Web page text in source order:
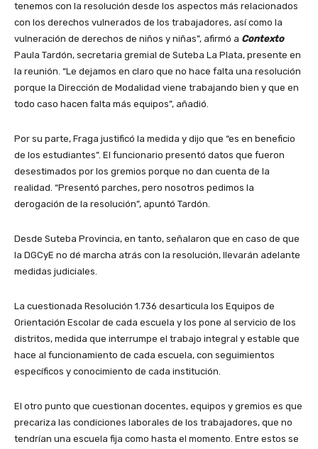
tenemos con la resolución desde los aspectos más relacionados
con los derechos vulnerados de los trabajadores, así como la
vulneración de derechos de niños y niñas”, afirmó a Contexto
Paula Tardón, secretaria gremial de Suteba La Plata, presente en
la reunión. “Le dejamos en claro que no hace falta una resolución
porque la Dirección de Modalidad viene trabajando bien y que en
todo caso hacen falta más equipos”, añadió.
Por su parte, Fraga justificó la medida y dijo que “es en beneficio
de los estudiantes”. El funcionario presentó datos que fueron
desestimados por los gremios porque no dan cuenta de la
realidad. “Presentó parches, pero nosotros pedimos la
derogación de la resolución”, apuntó Tardón.
Desde Suteba Provincia, en tanto, señalaron que en caso de que
la DGCyE no dé marcha atrás con la resolución, llevarán adelante
medidas judiciales.
La cuestionada Resolución 1.736 desarticula los Equipos de
Orientación Escolar de cada escuela y los pone al servicio de los
distritos, medida que interrumpe el trabajo integral y estable que
hace al funcionamiento de cada escuela, con seguimientos
específicos y conocimiento de cada institución.
El otro punto que cuestionan docentes, equipos y gremios es que
precariza las condiciones laborales de los trabajadores, que no
tendrían una escuela fija como hasta el momento. Entre estos se